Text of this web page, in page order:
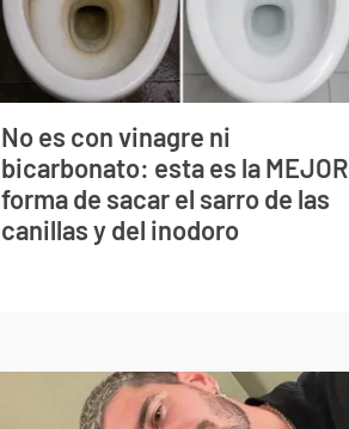
No es con vinagre ni
bicarbonato: esta es la MEJOR
forma de sacar el sarro de las
canillas y del inodoro